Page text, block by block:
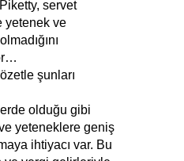
servet
yetenek ve
şunları
olduğu gibi
yeteneklere geniş
ihtiyacı var. Bu